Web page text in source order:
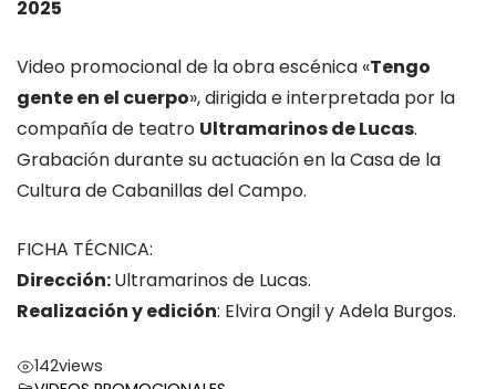
2025
Video promocional de la obra escénica «Tengo
gente en el cuerpo», dirigida e interpretada por la
compañía de teatro Ultramarinos de Lucas.
Grabación durante su actuación en la Casa de la
Cultura de Cabanillas del Campo.
FICHA TÉCNICA:
Dirección:Ultramarinos de Lucas.
Realización y edición: Elvira Ongil y Adela Burgos.
142views